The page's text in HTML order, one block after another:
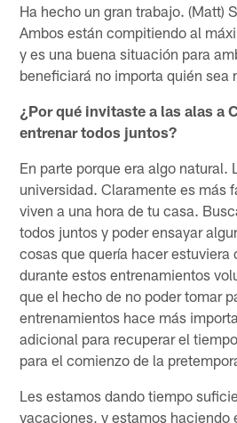
Ha hecho un gran trabajo. (Matt)
Ambos están compitiendo al
y es una buena situación para
beneficiará no importa quién sea
¿Por qué invitaste a las alas a
entrenar todos juntos?
En parte porque era algo natural.
universidad. Claramente es más
viven a una hora de tu casa.
todos juntos y poder ensayar
cosas que quería hacer estuviera
durante estos entrenamientos
que el hecho de no poder tomar
entrenamientos hace más
adicional para recuperar el
para el comienzo de la
Les estamos dando tiempo
vacaciones, y estamos haciendo